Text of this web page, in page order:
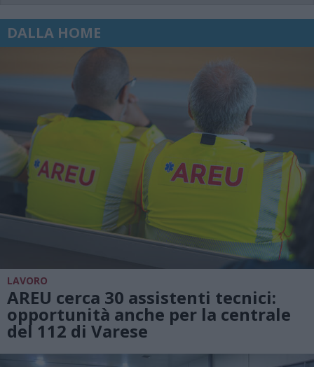
DALLA HOME
LAVORO
AREU cerca 30 assistenti tecnici:
opportunità anche per la centrale
del 112 di Varese